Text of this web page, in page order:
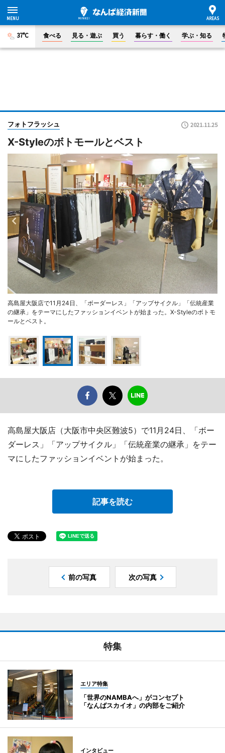
37°C 食べる 見る・遊ぶ 買う 暮らす・働く 学ぶ・知る
フォトフラッシュ 2021.11.25
X-Styleのボトモールとベスト
高島屋大阪店で11月24日、「ボーダーレス」「アップサイクル」「伝統産業
の継承」をテーマにしたファッションイベントが始まった。X-Styleのボトモ
ールとベスト。
高島屋大阪店（大阪市中央区難波5）で11月24日、「ボー
ダーレス」「アップサイクル」「伝統産業の継承」をテー
マにしたファッションイベントが始まった。
記事を読む
前の写真 次の写真
特集
エリア特集
「世界のNAMBAへ」がコンセプト
「なんばスカイオ」の内部をご紹介
インタビュー